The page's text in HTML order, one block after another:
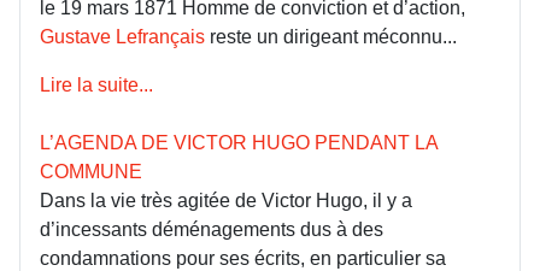
le 19 mars 1871 Homme de conviction et d’action,
Gustave Lefrançais reste un dirigeant méconnu...
Lire la suite...
L’AGENDA DE VICTOR HUGO PENDANT LA
COMMUNE
Dans la vie très agitée de Victor Hugo, il y a
d’incessants déménagements dus à des
condamnations pour ses écrits, en particulier sa